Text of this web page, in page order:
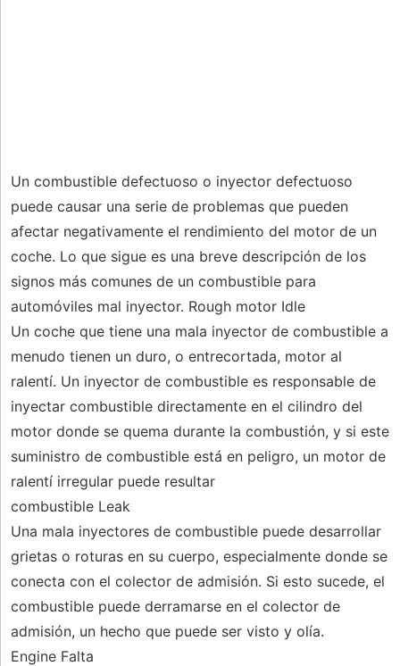
Un combustible defectuoso o inyector defectuoso
puede causar una serie de problemas que pueden
afectar negativamente el rendimiento del motor de un
coche. Lo que sigue es una breve descripción de los
signos más comunes de un combustible para
automóviles mal inyector. Rough motor Idle
Un coche que tiene una mala inyector de combustible a
menudo tienen un duro, o entrecortada, motor al
ralentí. Un inyector de combustible es responsable de
inyectar combustible directamente en el cilindro del
motor donde se quema durante la combustión, y si este
suministro de combustible está en peligro, un motor de
ralentí irregular puede resultar
combustible Leak
Una mala inyectores de combustible puede desarrollar
grietas o roturas en su cuerpo, especialmente donde se
conecta con el colector de admisión. Si esto sucede, el
combustible puede derramarse en el colector de
admisión, un hecho que puede ser visto y olía.
Engine Falta